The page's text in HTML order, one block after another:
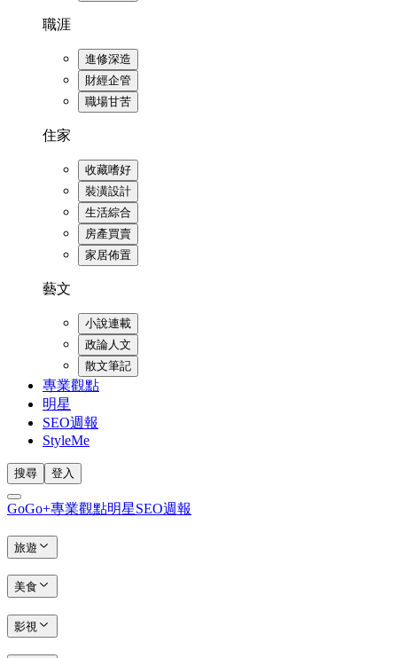
職涯
進修深造
財經企管
職場甘苦
住家
收藏嗜好
裝潢設計
生活綜合
房產買賣
家居佈置
藝文
小說連載
政論人文
散文筆記
專業觀點
明星
SEO週報
StyleMe
搜尋 登入
GoGo+專業觀點明星SEO週報
旅遊
美食
影視